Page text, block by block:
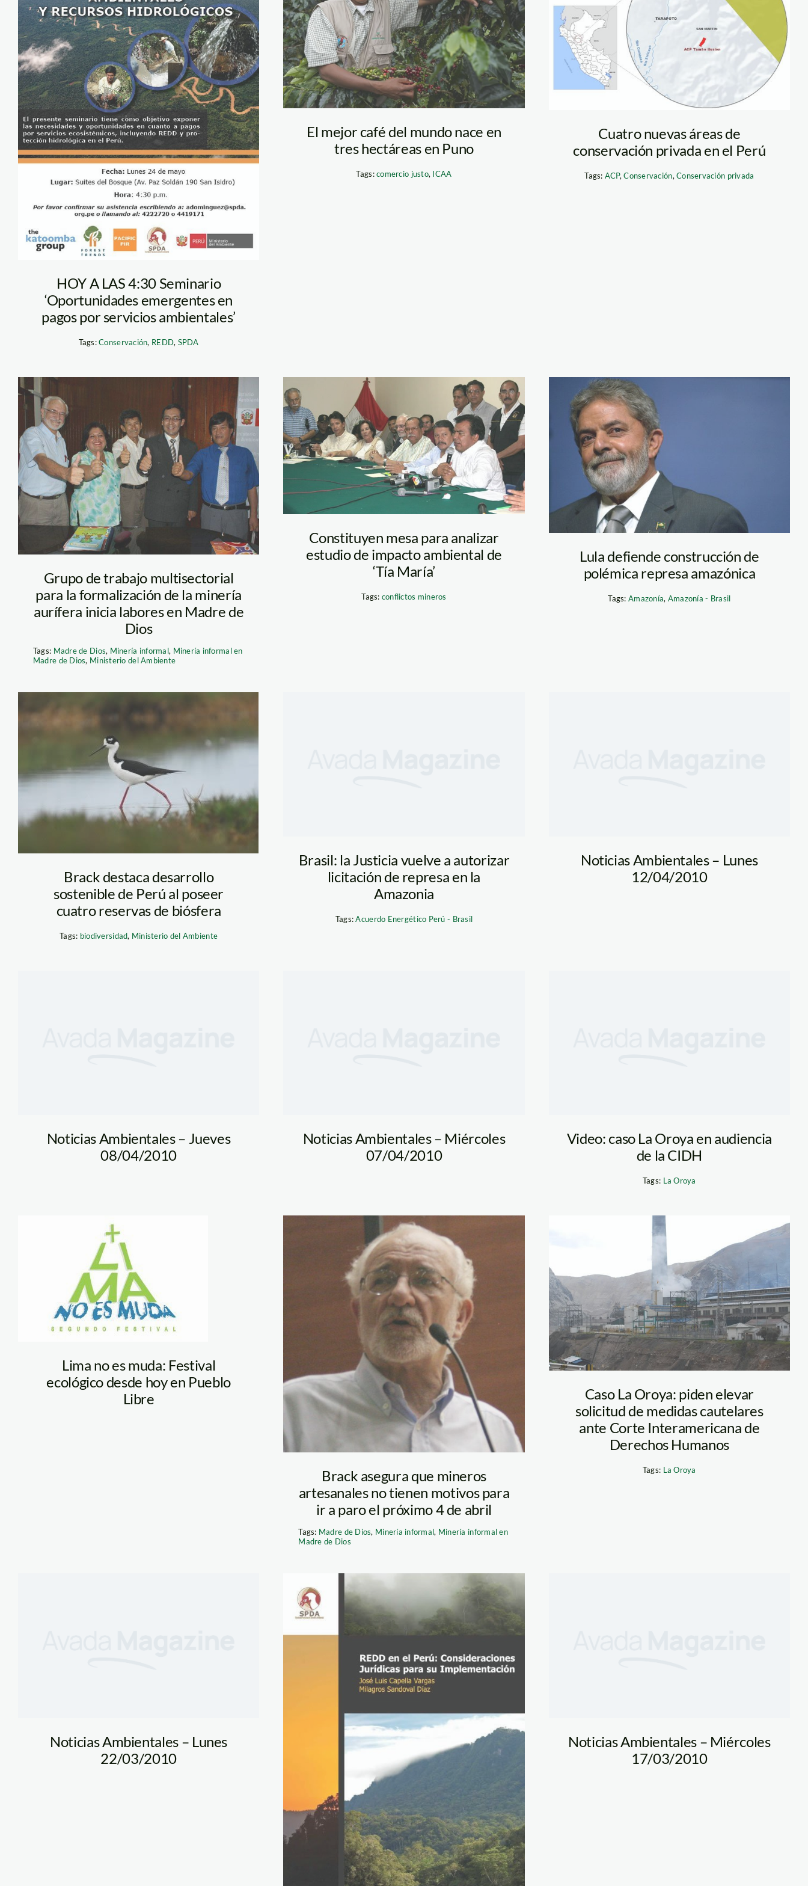
HOY A LAS 4:30 Seminario
‘Oportunidades emergentes en
pagos por servicios ambientales’
Tags:Conservación, REDD, SPDA
El mejor café del mundo nace en
tres hectáreas en Puno
Tags:comercio justo, ICAA
Cuatro nuevas áreas de
conservación privada en el Perú
Tags: ACP,Conservación,Conservación privada
brack_manuela_garcia_compromiso_minam
Grupo de trabajo multisectorial
para la formalización de la minería
aurífera inicia labores en Madre de
Dios
Tags: Madre de Dios, Minería informal, Minería informal en
Madre de Dios, Ministerio del Ambiente
pcm_tia_maria
Constituyen mesa para analizar
estudio de impacto ambiental de
‘Tía María’
Tags: conflictos mineros
Lula_Da_Silva
Lula defiende construcción de
polémica represa amazónica
Tags:Amazonía, Amazonía - Brasil
ave_minam
Brack destaca desarrollo
sostenible de Perú al poseer
cuatro reservas de biósfera
Tags: biodiversidad, Ministerio del Ambiente
Brasil: la Justicia vuelve a autorizar
licitación de represa en la
Amazonia
Tags:Acuerdo Energético Perú - Brasil
Noticias Ambientales – Lunes
12/04/2010
Noticias Ambientales – Jueves
08/04/2010
Noticias Ambientales – Miércoles
07/04/2010
Video: caso La Oroya en audiencia
de la CIDH
Tags: La Oroya
limanoesmuda
Lima no es muda: Festival
ecológico desde hoy en Pueblo
Libre
DR BRACK 2
Brack asegura que mineros
artesanales no tienen motivos para
ir a paro el próximo 4 de abril
Tags: Madre de Dios, Minería informal, Minería informal en
Madre de Dios
Caso La Oroya: piden elevar
solicitud de medidas cautelares
ante Corte Interamericana de
Derechos Humanos
Tags: La Oroya
Noticias Ambientales – Lunes
22/03/2010
portada_libro_redd_spda
Noticias Ambientales – Miércoles
17/03/2010